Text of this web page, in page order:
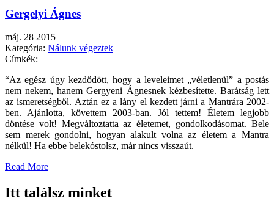
Gergelyi Ágnes
máj. 28 2015
Kategória: Nálunk végeztek
Címkék:
“Az egész úgy kezdődött, hogy a leveleimet „véletlenül” a postás
nem nekem, hanem Gergyeni Ágnesnek kézbesítette. Barátság lett
az ismeretségből. Aztán ez a lány el kezdett járni a Mantrára 2002-
ben. Ajánlotta, követtem 2003-ban. Jól tettem! Életem legjobb
döntése volt! Megváltoztatta az életemet, gondolkodásomat. Bele
sem merek gondolni, hogyan alakult volna az életem a Mantra
nélkül! Ha ebbe belekóstolsz, már nincs visszaút.
Read More
Itt találsz minket